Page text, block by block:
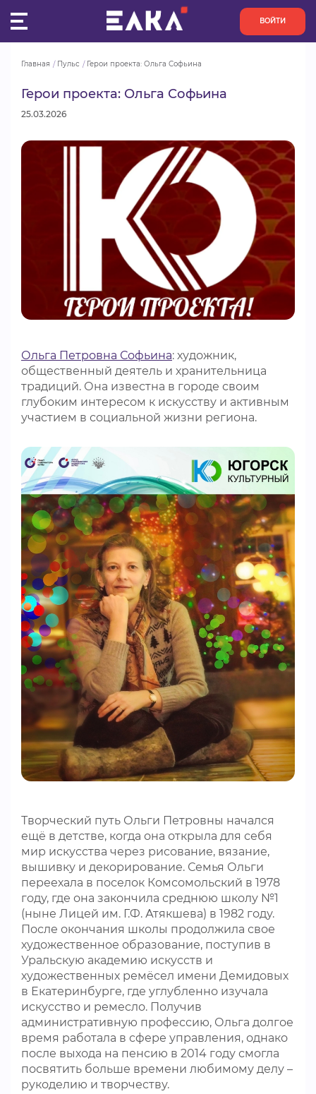
ВОЙТИ
КОНКУРСЫ
ОРГАНИЗАЦИИ
АКТИВИСТЫ
ПРОЕКТЫ
АНАЛИТИКА
БАЗА ЗНАНИЙ
ВОЙТИ
Главная Пульс Герои проекта: Ольга Софьина
Герои проекта: Ольга Софьина
25.03.2026
Ольга Петровна Софьина: художник,
общественный деятель и хранительница
традиций. Она известна в городе своим
глубоким интересом к искусству и активным
участием в социальной жизни региона.
Творческий путь Ольги Петровны начался
ещё в детстве, когда она открыла для себя
мир искусства через рисование, вязание,
вышивку и декорирование. Семья Ольги
переехала в поселок Комсомольский в 1978
году, где она закончила среднюю школу №1
(ныне Лицей им. Г.Ф. Атякшева) в 1982 году.
После окончания школы продолжила свое
художественное образование, поступив в
Уральскую академию искусств и
художественных ремёсел имени Демидовых
в Екатеринбурге, где углубленно изучала
искусство и ремесло. Получив
административную профессию, Ольга долгое
время работала в сфере управления, однако
после выхода на пенсию в 2014 году смогла
посвятить больше времени любимому делу –
рукоделию и творчеству.